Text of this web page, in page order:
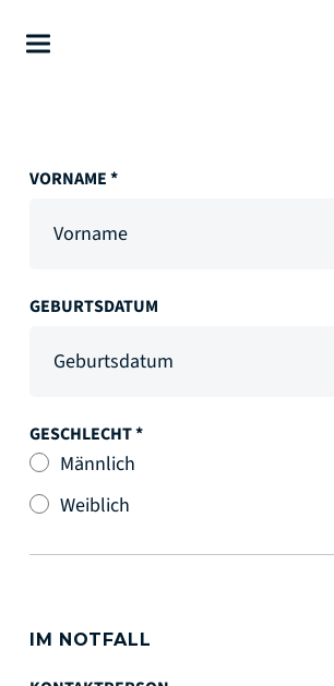
VORNAME *
GEBURTSDATUM
GESCHLECHT *
Männlich
Weiblich
IM NOTFALL